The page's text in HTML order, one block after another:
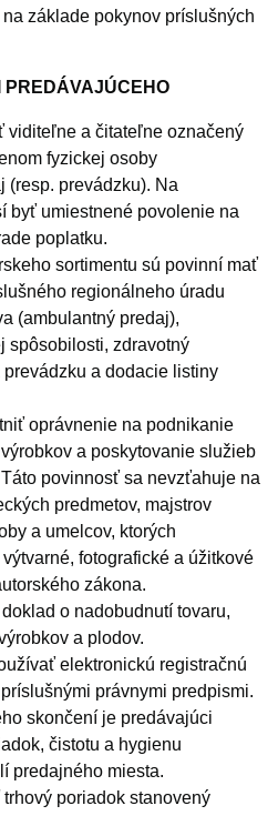
základe pokynov príslušných
PREDÁVAJÚCEHO
viditeľne a čitateľne označený
fyzickej osoby
(resp. prevádzku). Na
byť umiestnené povolenie na
poplatku.
sortimentu sú povinní mať
regionálneho úradu
(ambulantný predaj),
spôsobilosti, zdravotný
a dodacie listiny
oprávnenie na podnikanie
a poskytovanie služieb
povinnosť sa nevzťahuje na
predmetov, majstrov
a umelcov, ktorých
fotografické a úžitkové
zákona.
o nadobudnutí tovaru,
a plodov.
elektronickú registračnú
právnymi predpismi.
skončení je predávajúci
čistotu a hygienu
predajného miesta.
poriadok stanovený